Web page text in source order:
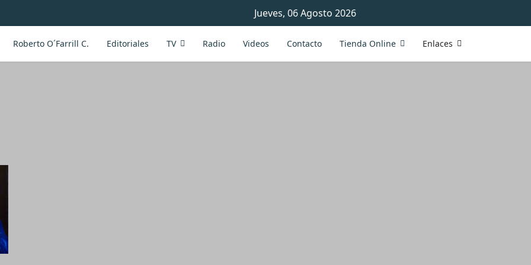
Jueves, 06 Agosto 2026
Roberto O´Farrill C. Editoriales TV Radio Videos Contacto Tienda Online Enlaces